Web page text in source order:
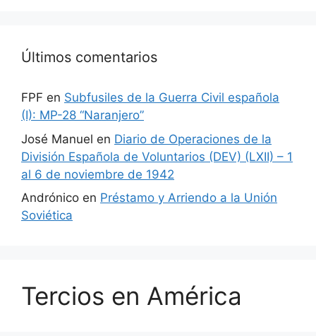
Últimos comentarios
FPF en Subfusiles de la Guerra Civil española
(I): MP-28 “Naranjero”
José Manuel en Diario de Operaciones de la
División Española de Voluntarios (DEV) (LXII) – 1
al 6 de noviembre de 1942
Andrónico en Préstamo y Arriendo a la Unión
Soviética
Tercios en América